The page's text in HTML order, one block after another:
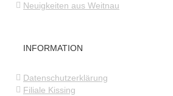
Neuigkeiten aus Weitnau
INFORMATION
Datenschutzerklärung
Filiale Kissing